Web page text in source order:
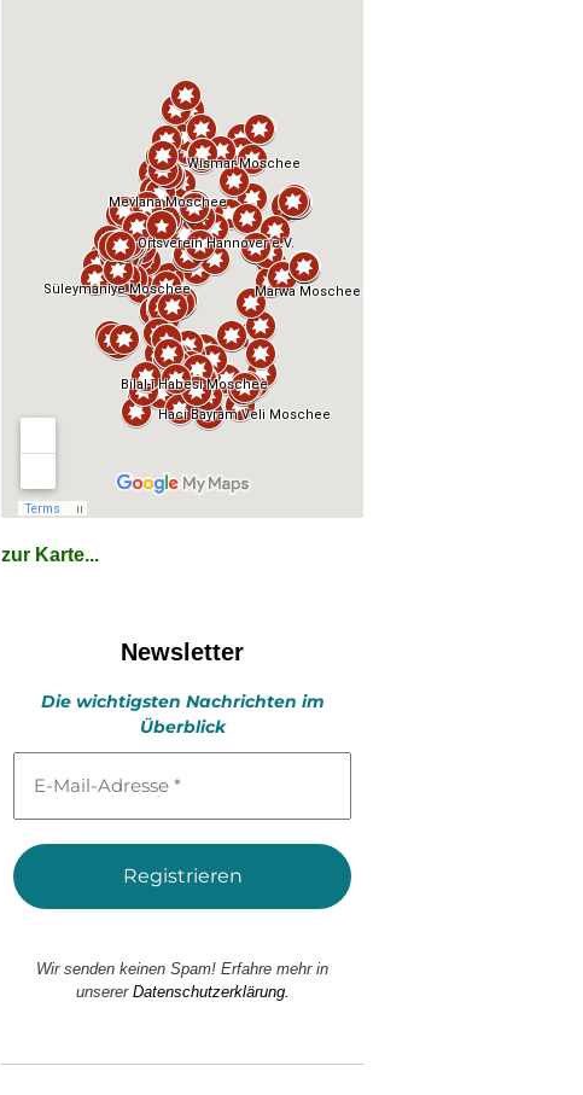
zur Karte...
Newsletter
Die wichtigsten Nachrichten im
Überblick
Mail-
*
Wir senden keinen Spam! Erfahre mehr in
unserer Datenschutzerklärung.